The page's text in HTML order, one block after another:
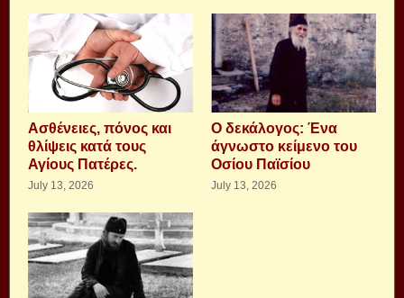
Aσθένειες, πόνος και
θλίψεις κατά τους
Αγίους Πατέρες.
July 13, 2026
Ο δεκάλογος: Ένα
άγνωστο κείμενο του
Οσίου Παϊσίου
July 13, 2026